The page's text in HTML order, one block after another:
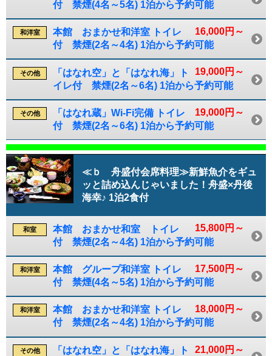
付 禁煙(4名～5名) 1泊から予約可能
16,000円～
和洋室
本館 おまかせ和洋室 トイレ
付 禁煙(2名～4名) 1泊から予約可能
19,000円～
その他
「はなれ空」と「はなれ海」ト
イレ付 禁煙(2名～6名) 1泊から予約可能
19,000円～
その他
「はなれ蔵」Wi-Fi完備 トイレ
付 禁煙(2名～6名) 1泊から予約可能
≪ｂ 舟盛付会席料理≫新鮮魚介をギュ
ッと詰め込んじゃいました！舟盛×丹後
海幸♪ 1泊2食付
15,800円～
和室
本館 おまかせ和室 トイレ
付 禁煙(2名～4名) 1泊から予約可能
17,500円～
和洋室
本館 グループ和洋室 トイレ
付 禁煙(4名～5名) 1泊から予約可能
18,000円～
和洋室
本館 おまかせ和洋室 トイレ
付 禁煙(2名～4名) 1泊から予約可能
21,000円～
その他
「はなれ空」と「はなれ海」ト